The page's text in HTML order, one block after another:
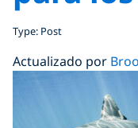
Type: Post
Actualizado por